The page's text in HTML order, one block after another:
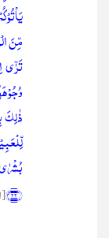
تَرٰۤی
ذٰلِکَ
﴿۲۲﴾